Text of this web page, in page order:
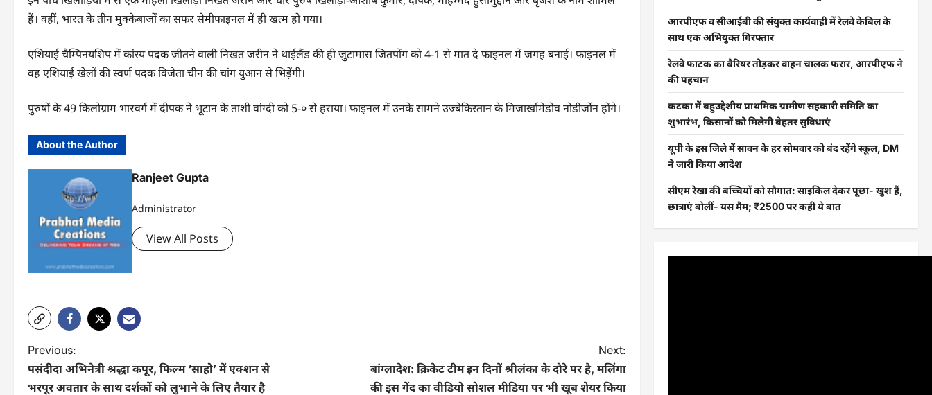
हैं। वहीं, भारत के तीन मुक्केबाजों का सफर सेमीफाइनल में ही खत्म हो गया।
एशियाई चैम्पिनयशिप में कांस्य पदक जीतने वाली निखत जरीन ने थाईलैंड की ही जुटामास जितपोंग को 4-1 से मात दे फाइनल में जगह बनाई। फाइनल में
वह एशियाई खेलों की स्वर्ण पदक विजेता चीन की चांग युआन से भिड़ेंगी।
पुरुषों के 49 किलोग्राम भारवर्ग में दीपक ने भूटान के ताशी वांग्दी को 5-० से हराया। फाइनल में उनके सामने उज्बेकिस्तान के मिजार्खामेडोव नोडीर्जोन होंगे।
About the Author
Ranjeet Gupta
Administrator
View All Posts
P
o
Previous:
पसंदीदा अभिनेत्री श्रद्धा कपूर, फिल्म ‘साहो’ में एक्शन से
भरपूर अवतार के साथ दर्शकों को लुभाने के लिए तैयार है
Next:
बांग्लादेश: क्रिकेट टीम इन दिनों श्रीलंका के दौरे पर है, मलिंगा
की इस गेंद का वीडियो सोशल मीडिया पर भी खूब शेयर किया
आरपीएफ व सीआईबी की संयुक्त कार्यवाही में रेलवे केबिल के
साथ एक अभियुक्त गिरफ्तार
रेलवे फाटक का बैरियर तोड़कर वाहन चालक फरार, आरपीएफ ने
की पहचान
कटका में बहुउद्देशीय प्राथमिक ग्रामीण सहकारी समिति का
शुभारंभ, किसानों को मिलेगी बेहतर सुविधाएं
यूपी के इस जिले में सावन के हर सोमवार को बंद रहेंगे स्कूल, DM
ने जारी किया आदेश
सीएम रेखा की बच्चियों को सौगात: साइकिल देकर पूछा- खुश हैं,
छात्राएं बोलीं- यस मैम; ₹2500 पर कही ये बात